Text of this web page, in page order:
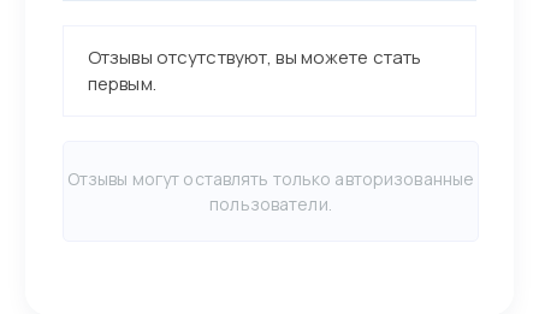
Отзывы отсутствуют, вы можете стать
первым.
Отзывы могут оставлять только авторизованные
пользователи.